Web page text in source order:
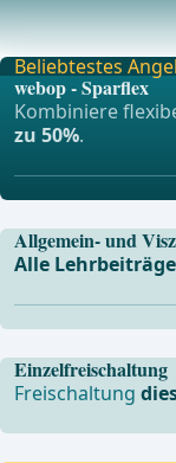
Im Bereich des
zirkuläre
Einzelfreischaltung
Freischaltung
Beliebtestes
webop - Sparflex
Kombiniere
zu 50%.
Allgemein- und
Alle Lehrbeiträge